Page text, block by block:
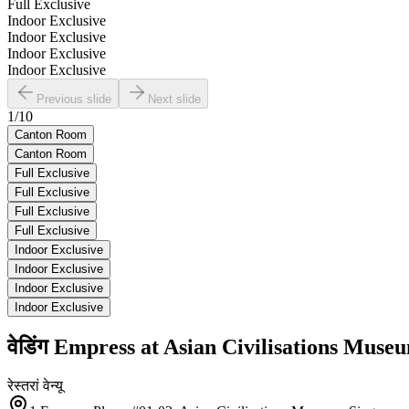
Full Exclusive
Indoor Exclusive
Indoor Exclusive
Indoor Exclusive
Indoor Exclusive
Previous slide Next slide
1/10
Canton Room
Canton Room
Full Exclusive
Full Exclusive
Full Exclusive
Full Exclusive
Indoor Exclusive
Indoor Exclusive
Indoor Exclusive
Indoor Exclusive
वेडिंग Empress at Asian Civilisations
रेस्तरां वेन्यू